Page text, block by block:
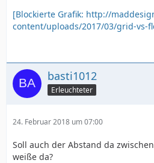
[Blockierte Grafik: http://
content/uploads/2017/03/grid-vs-
basti1012
Erleuchteter
24. Februar 2018 um 07:00
Soll auch der Abstand da
weiße da?